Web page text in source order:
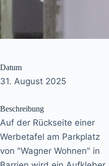
Datum
31. August 2025
Beschreibung
Auf der Rückseite einer
Werbetafel am Parkplatz
von "Wagner Wohnen" in